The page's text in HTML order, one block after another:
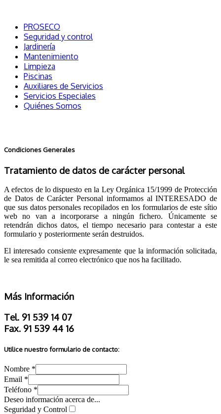
PROSECO
Seguridad y control
Jardinería
Mantenimiento
Limpieza
Piscinas
Auxiliares de Servicios
Servicios Especiales
Quiénes Somos
Condiciones Generales
Tratamiento de datos de carácter personal
A efectos de lo dispuesto en la Ley Orgánica 15/1999 de Protección
de Datos de Carácter Personal informamos al INTERESADO de
que sus datos personales recopilados en los formularios de este sítio
web no van a incorporarse a ningún fichero. Únicamente se
retendrán dichos datos, el tiempo necesario para contestar a este
formulario y posteriormente serán destruidos.
El interesado consiente expresamente que la información solicitada,
le sea remitida al correo electrónico que nos ha facilitado.
Más Información
Tel. 91 539 14 07
Fax. 91 539 44 16
Utilice nuestro formulario de contacto:
Nombre *
Email *
Teléfono *
Deseo información acerca de...
Seguridad y Control